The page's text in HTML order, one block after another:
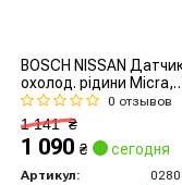
BOSCH NISSAN
охолод. рідини Micra,
Primera, Qashqai,X-
35
0 отзывов
1 141₴
1 090 ₴ сегодня
Артикул: